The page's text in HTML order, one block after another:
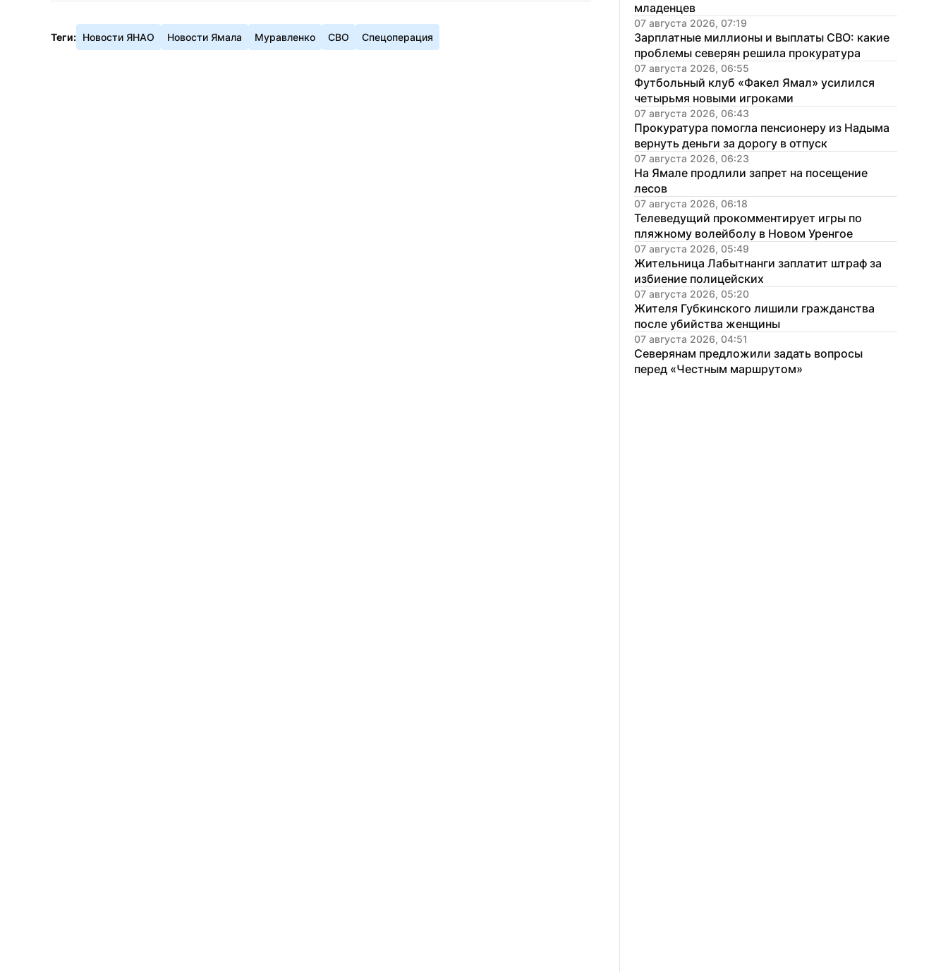
Теги: Новости ЯНАО Новости Ямала Муравленко СВО Спецоперация
младенцев
07 августа 2026, 07:19
Зарплатные миллионы и выплаты СВО: какие
проблемы северян решила прокуратура
07 августа 2026, 06:55
Футбольный клуб «Факел Ямал» усилился
четырьмя новыми игроками
07 августа 2026, 06:43
Прокуратура помогла пенсионеру из Надыма
вернуть деньги за дорогу в отпуск
07 августа 2026, 06:23
На Ямале продлили запрет на посещение
лесов
07 августа 2026, 06:18
Телеведущий прокомментирует игры по
пляжному волейболу в Новом Уренгое
07 августа 2026, 05:49
Жительница Лабытнанги заплатит штраф за
избиение полицейских
07 августа 2026, 05:20
Жителя Губкинского лишили гражданства
после убийства женщины
07 августа 2026, 04:51
Северянам предложили задать вопросы
перед «Честным маршрутом»